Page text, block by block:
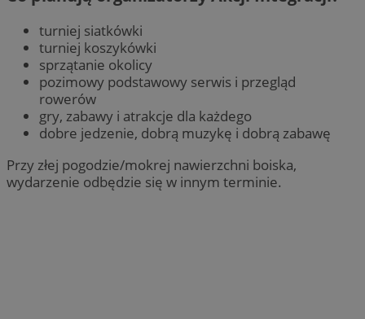
turniej siatkówki
turniej koszykówki
sprzątanie okolicy
pozimowy podstawowy serwis i przegląd
rowerów
gry, zabawy i atrakcje dla każdego
dobre jedzenie, dobrą muzykę i dobrą zabawę
Przy złej pogodzie/mokrej nawierzchni boiska,
wydarzenie odbędzie się w innym terminie.